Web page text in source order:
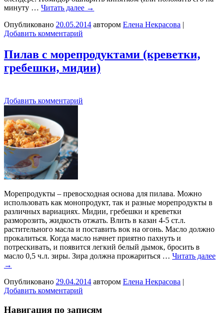
минуту … Читать далее →
Опубликовано 20.05.2014 автором Елена Некрасова |
Добавить комментарий
Пилав с морепродуктами (креветки,
гребешки, мидии)
Добавить комментарий
Морепродукты – превосходная основа для пилава. Можно
использовать как монопродукт, так и разные морепродукты в
различных вариациях. Мидии, гребешки и креветки
разморозить, жидкость отжать. Влить в казан 4-5 ст.л.
растительного масла и поставить вок на огонь. Масло должно
прокалиться. Когда масло начнет приятно пахнуть и
потрескивать, и появится легкий белый дымок, бросить в
масло 0,5 ч.л. зиры. Зира должна прожариться … Читать далее
→
Опубликовано 29.04.2014 автором Елена Некрасова |
Добавить комментарий
Навигация по записям